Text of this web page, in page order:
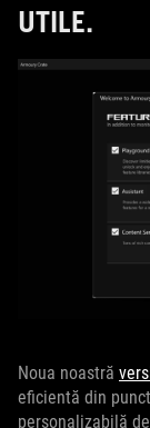
UTILE.
Noua noastră
eficientă din
personalizabilă